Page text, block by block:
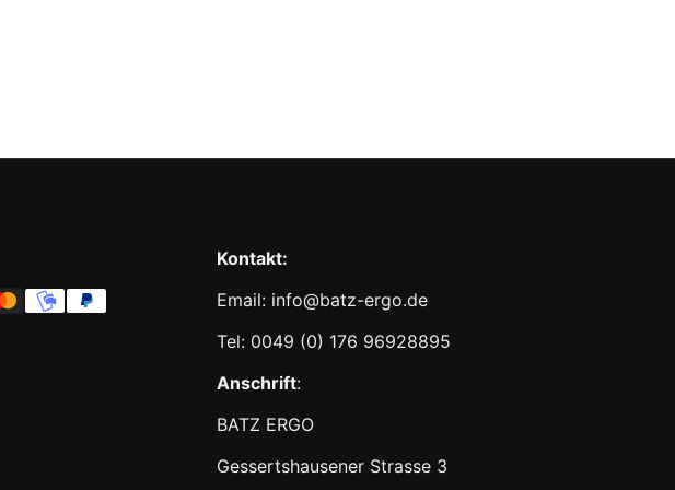
Kontakt:
Email: info@batz-ergo.de
Tel: 0049 (0) 176 96928895
Anschrift:
BATZ ERGO
Gessertshausener Strasse 3